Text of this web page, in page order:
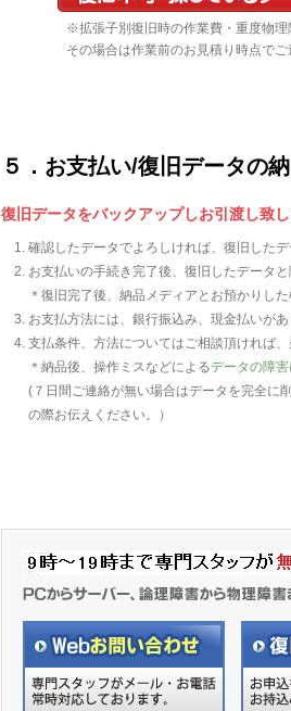
※拡張子別復旧時の作業費・重度物理
その場合は作業前のお見積り時点で
５．お支払い/復旧データの
復旧データをバックアップしお引渡し致し
確認したデータでよろしければ、復旧した
お支払いの手続き完了後、復旧したデータ
＊復旧完了後、納品メディアとお預かりし
お支払方法には、銀行振込み、現金払いがあ
支払条件、方法についてはご相談頂ければ、
＊納品後、操作ミスなどによるデータの障
(７日間ご連絡が無い場合はデータを完全に
の際お伝えください。）